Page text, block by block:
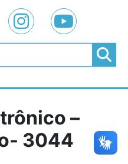
–
3044